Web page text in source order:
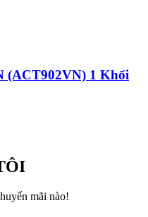
(ACT902VN) 1 Khối
mãi nào!